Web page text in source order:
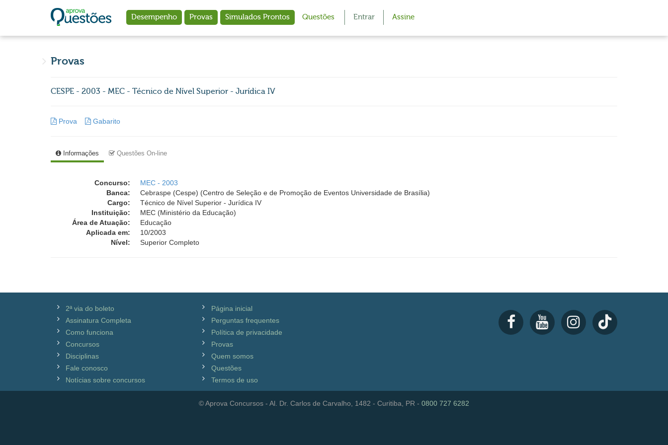
Desempenho Provas Simulados Prontos Questões Entrar Assine
Provas
CESPE - 2003 - MEC - Técnico de Nível Superior - Jurídica IV
Prova Gabarito
Informações Questões On-line
Concurso:
MEC - 2003
Banca:
Cebraspe (Cespe) (Centro de Seleção e de Promoção de Eventos Universidade de Brasília)
Cargo:
Técnico de Nível Superior - Jurídica IV
Instituição:
MEC (Ministério da Educação)
Área de Atuação:
Educação
Aplicada em:
10/2003
Nível:
Superior Completo
2ª via do boleto
Assinatura Completa
Como funciona
Concursos
Disciplinas
Fale conosco
Notícias sobre concursos
Página inicial
Perguntas frequentes
Política de privacidade
Provas
Quem somos
Questões
Termos de uso
© Aprova Concursos - Al. Dr. Carlos de Carvalho, 1482 - Curitiba, PR - 0800 727 6282